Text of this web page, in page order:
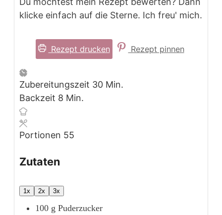
klicke einfach auf die Sterne. Ich freu' mich.
Rezept drucken Rezept pinnen
Zubereitungszeit 30Minuten
Min.
Backzeit 8 Minuten
Min.
Portionen 55
Zutaten
1x 2x 3x
100 g Puderzucker